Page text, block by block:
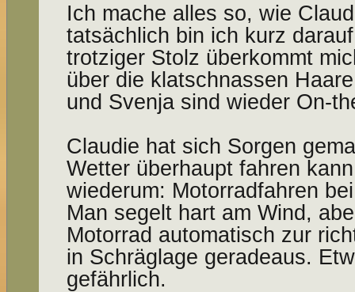
Ich mache alles so, wie
tatsächlich bin ich kurz
trotziger Stolz überkommt
über die klatschnassen
und Svenja sind wieder On-
Claudie hat sich Sorgen
Wetter überhaupt fahren
wiederum: Motorradfahren
Man segelt hart am Wind,
Motorrad automatisch zur
in Schräglage geradeaus.
gefährlich.